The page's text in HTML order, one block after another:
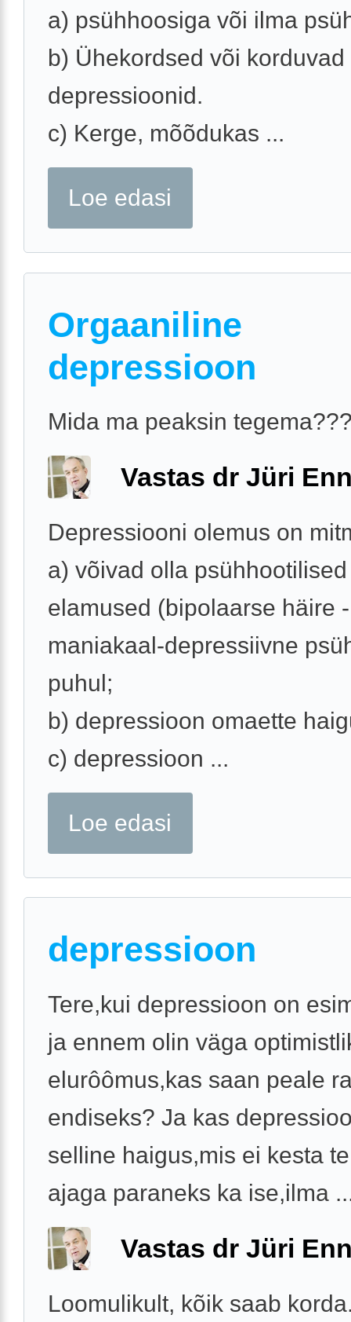
a) psühhoosiga või ilma
b) Ühekordsed või korduvad
depressioonid.
c) Kerge, mõõdukas ...
Loe edasi
Orgaaniline
depressioon
Mida ma peaksin
Vastas dr Jüri
Depressiooni olemus on
a) võivad olla psühhootilised
elamused (bipolaarse häire
maniakaal-depressiivne
puhul;
b) depressioon omaette
c) depressioon ...
Loe edasi
depressioon
Tere,kui depressioon on
ja ennem olin väga
elurôômus,kas saan peale
endiseks? Ja kas
selline haigus,mis ei kesta
ajaga paraneks ka ise,ilma
Vastas dr Jüri
Loomulikult, kõik saab